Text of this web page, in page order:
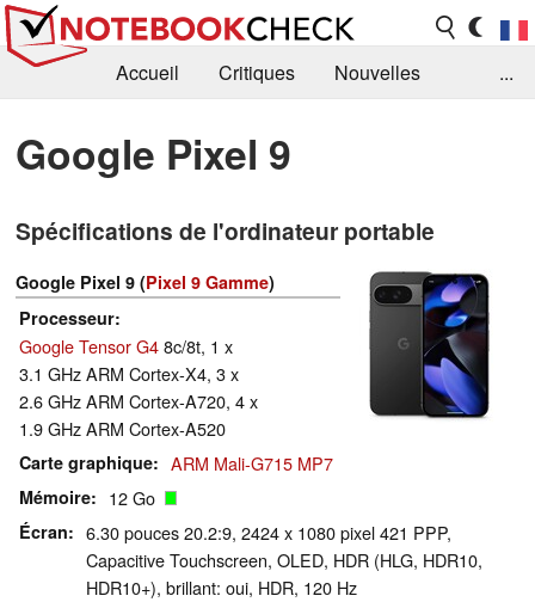
Accueil Critiques
Nouvelles
Recherche
Contact
...
Google Pixel 9
Spécifications de l'ordinateur portable
Google Pixel 9 (Pixel 9 Gamme)
Processeur
Google Tensor G48c/8t, 1 x
3.1 GHz ARM Cortex-X4, 3 x
2.6 GHz ARM Cortex-A720, 4 x
1.9 GHz ARM Cortex-A520
Carte graphique ARM Mali-G715 MP7
Mémoire 12 Go
Écran
6.30 pouces 20.2:9, 2424 x 1080 pixel 421 PPP,
Capacitive Touchscreen, OLED, HDR (HLG, HDR10,
HDR10+), brillant: oui, HDR, 120 Hz